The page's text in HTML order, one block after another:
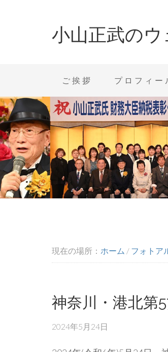
小山正武のウ
ご挨拶 プロフィー
現在の場所： ホーム / フォトア
神奈川・港北第
2024年5月24日